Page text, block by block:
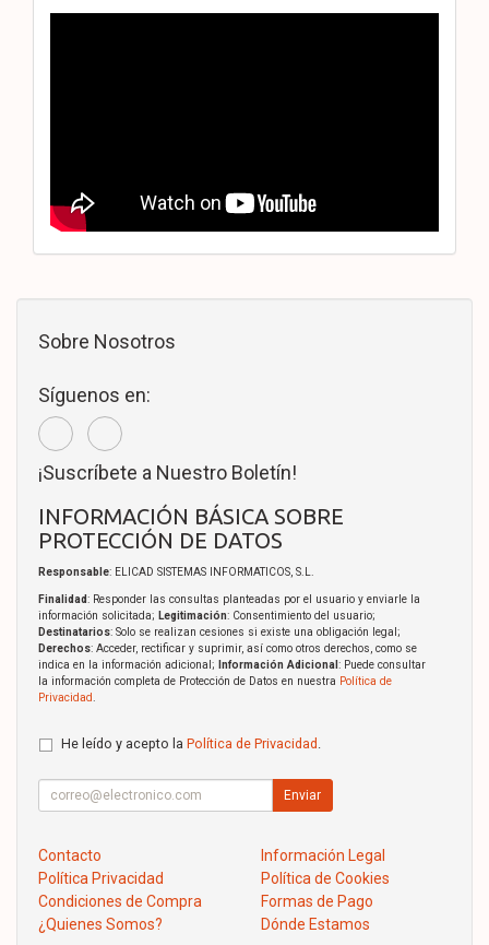
Sobre Nosotros
Síguenos en:
¡Suscríbete a Nuestro Boletín!
INFORMACIÓN BÁSICA SOBRE
PROTECCIÓN DE DATOS
Responsable: ELICAD SISTEMAS INFORMATICOS, S.L.
Finalidad: Responder las consultas planteadas por el usuario y enviarle la
información solicitada; Legitimación: Consentimiento del usuario;
Destinatarios: Solo se realizan cesiones si existe una obligación legal;
Derechos: Acceder, rectificar y suprimir, así como otros derechos, como se
indica en la información adicional;
Información Adicional : Puede consultar
la información completa de Protección de Datos en nuestra Política de
Privacidad
He leído y acepto la Política de Privacidad
Enviar
Contacto
Información Legal
Política Privacidad
Política de Cookies
Condiciones de Compra
Formas de Pago
¿Quienes Somos?
Dónde Estamos